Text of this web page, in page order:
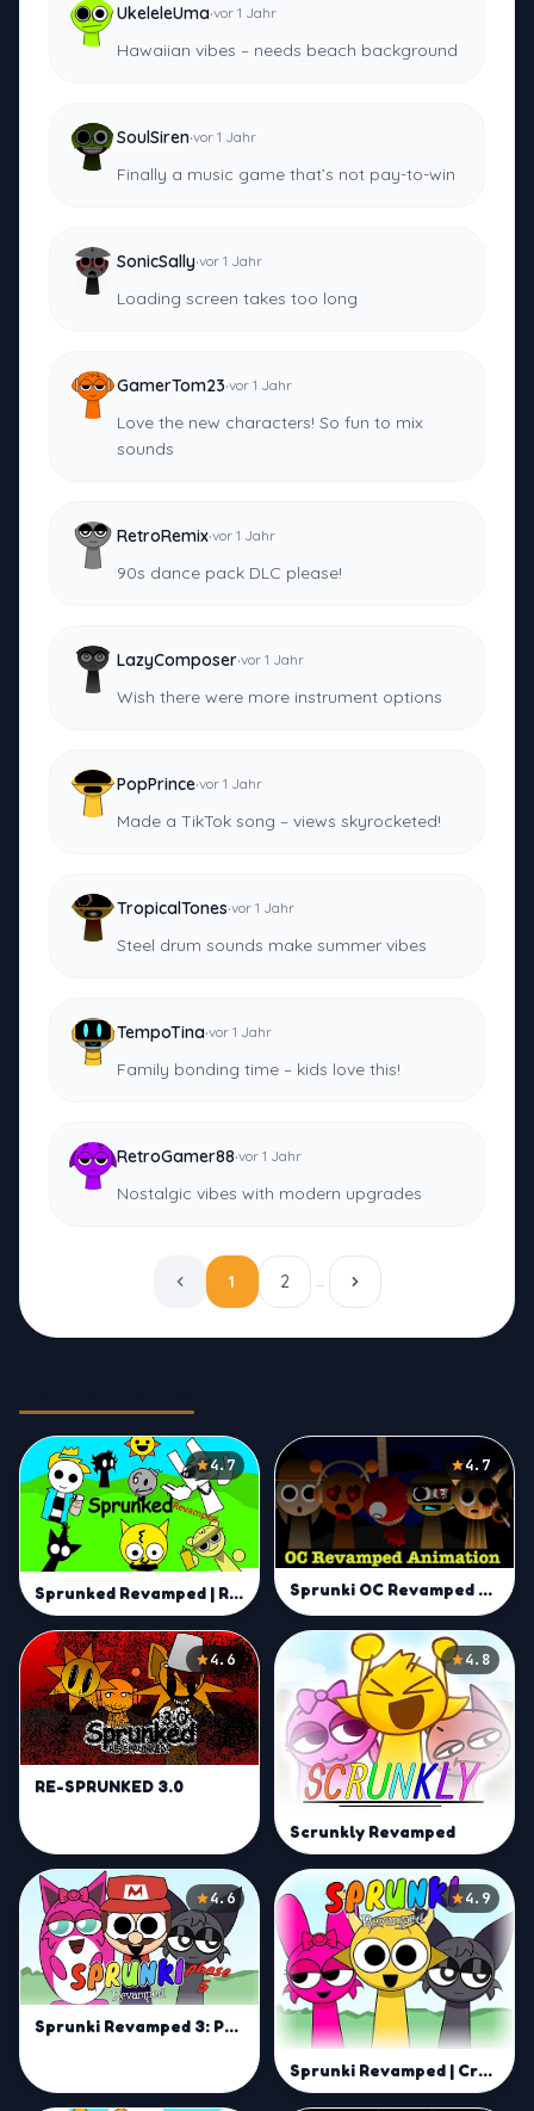
UkeleleUma·vor 1 Jahr
Hawaiian vibes – needs beach background
SoulSiren·vor 1 Jahr
Finally a music game that’s not pay-to-win
SonicSally·vor 1 Jahr
Loading screen takes too long
GamerTom23·vor 1 Jahr
Love the new characters! So fun to mix
sounds
RetroRemix·vor 1 Jahr
90s dance pack DLC please!
LazyComposer·vor 1 Jahr
Wish there were more instrument options
PopPrince·vor 1 Jahr
Made a TikTok song – views skyrocketed!
TropicalTones·vor 1 Jahr
Steel drum sounds make summer vibes
TempoTina·vor 1 Jahr
Family bonding time – kids love this!
RetroGamer88·vor 1 Jahr
Nostalgic vibes with modern upgrades
1 2 …
4.7
Sprunked Revamped | Remix and Create Fire Beats Fast
4.7
Sprunki OC Revamped Mod
4.6
RE-SPRUNKED 3.0
4.8
Scrunkly Revamped
4.6
Sprunki Revamped 3: Phase 5
4.9
Sprunki Revamped | Create Unique Beats with Sprunki Online